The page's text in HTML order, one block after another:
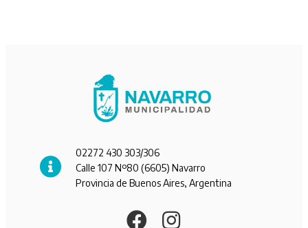
02272 430 303/306
Calle 107 Nº80 (6605) Navarro
Provincia de Buenos Aires, Argentina